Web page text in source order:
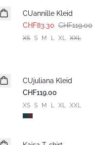
CUannille Kleid
CHF83.30 CHF119.00
XS S M L XL XXL
Neuheiten
CUjuliana Kleid
CHF119.00
XS S M L XL XXL